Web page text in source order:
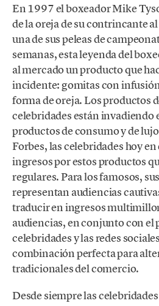
En 1997 el boxeador Mike
de la oreja de su contrincante
una de sus peleas de
semanas, esta leyenda del
al mercado un producto que
incidente: gomitas con
forma de oreja. Los productos
celebridades están invadiendo
productos de consumo y de
Forbes, las celebridades hoy
ingresos por estos productos
regulares. Para los famosos,
representan audiencias
traducir en ingresos
audiencias, en conjunto con el
celebridades y las redes
combinación perfecta para
tradicionales del comercio.
Desde siempre las